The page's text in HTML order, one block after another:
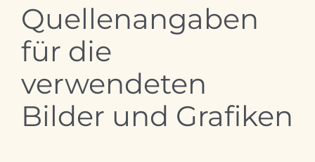
Quellenangaben
für die
verwendeten
Bilder und Grafiken